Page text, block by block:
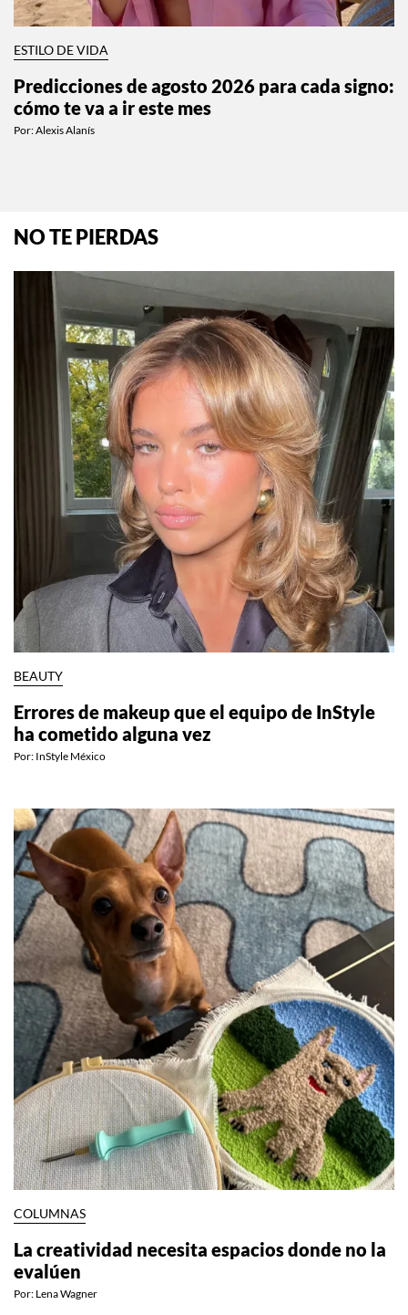
ESTILO DE VIDA
Predicciones de agosto 2026 para cada signo:
cómo te va a ir este mes
Por:Alexis Alanís
NO TE PIERDAS
BEAUTY
Errores de makeup que el equipo de InStyle
ha cometido alguna vez
Por: InStyle México
COLUMNAS
La creatividad necesita espacios donde no la
evalúen
Por: Lena Wagner